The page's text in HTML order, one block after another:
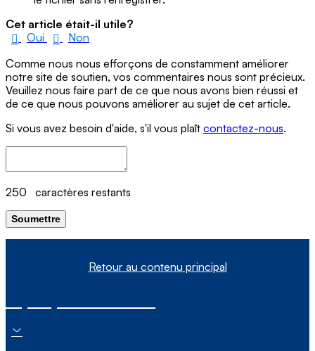
Cet article était-il utile?
Oui
Non
Comme nous nous efforçons de constamment améliorer
notre site de soutien, vos commentaires nous sont précieux.
Veuillez nous faire part de ce que nous avons bien réussi et
de ce que nous pouvons améliorer au sujet de cet article.
Si vous avez besoin d'aide, s'il vous plaît contactez-nous.
250 caractères restants
Soumettre
Retour au contenu principal